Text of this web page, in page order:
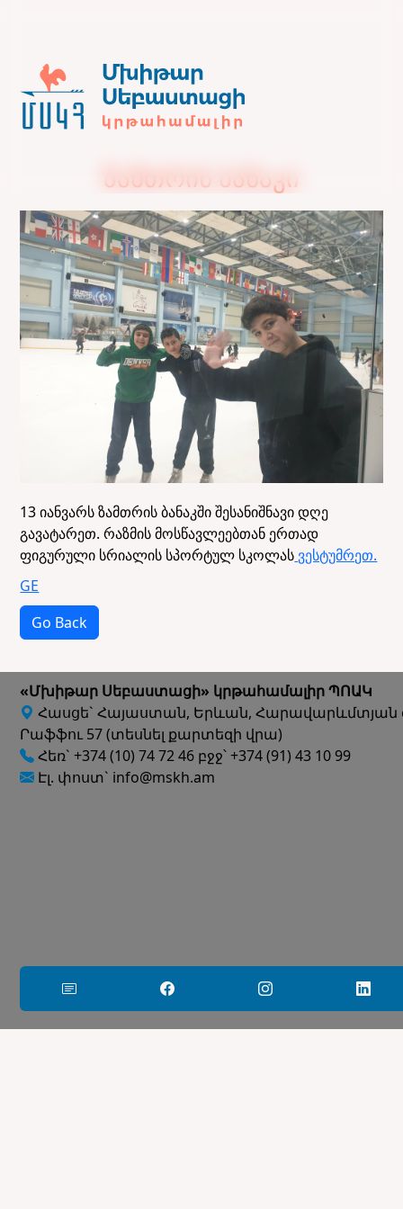
ზამთრის ბანაკი
13 იანვარს ზამთრის ბანაკში შესანიშნავი დღე
გავატარეთ. რაზმის მოსწავლეებთან ერთად
ფიგურული სრიალის სპორტულ სკოლას ვესტუმრეთ.
GE
Go Back
«Մխիթար Սեբաստացի» կրթահամալիր ՊՈԱԿ
Հասցե` Հայաստան, Երևան, Հարավարևմտյան
Րաֆֆու 57 (տեսնել քարտեզի վրա)
Հեռ` +374 (10) 74 72 46 բջջ՝ +374 (91) 43 10 99
Էլ. փոստ` info@mskh.am